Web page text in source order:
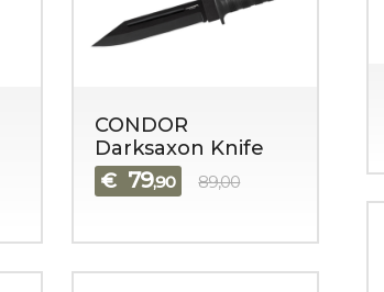
CONDOR
Darksaxon Knife
€ 79,90 89,00